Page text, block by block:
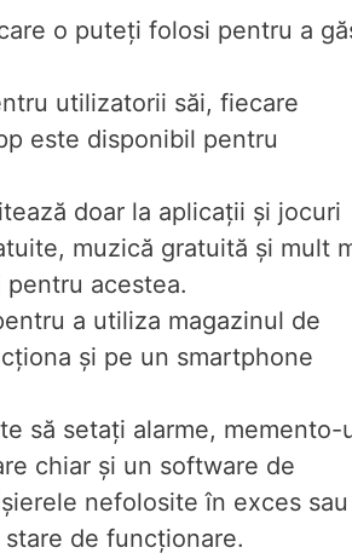
o puteți folosi pentru a
utilizatorii săi, fiecare
este disponibil pentru
doar la aplicații și jocuri
muzică gratuită și mult
acestea.
a utiliza magazinul de
și pe un smartphone
să setați alarme, memento-
chiar și un software de
nefolosite în exces sau
de funcționare.